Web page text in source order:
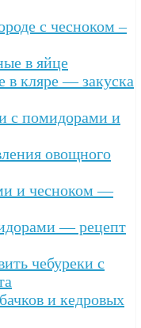
с чесноком –
в яйце
в кляре — закуска
с помидорами и
овощного
и чесноком —
— рецепт
чебуреки с
и кедровых